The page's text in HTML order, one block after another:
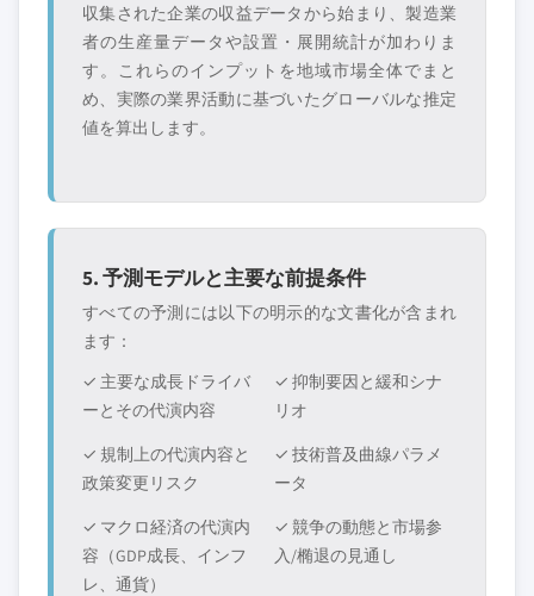
収集された企業の収益データから始まり、製造業
者の生産量データや設置・展開統計が加わりま
す。これらのインプットを地域市場全体でまと
め、実際の業界活動に基づいたグローバルな推定
値を算出します。
5. 予測モデルと主要な前提条件
すべての予測には以下の明示的な文書化が含まれ
ます：
✓ 主要な成長ドライバ
ーとその代演内容
✓ 抑制要因と緩和シナ
リオ
✓ 規制上の代演内容と
政策変更リスク
✓ 技術普及曲線パラメ
ータ
✓ マクロ経済の代演内
容（GDP成長、インフ
レ、通貨）
✓ 競争の動態と市場参
入/椭退の見通し